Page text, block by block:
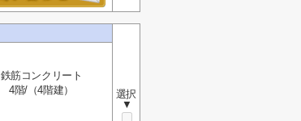
選択
▼
鉄筋コンクリート
4階/（4階建）